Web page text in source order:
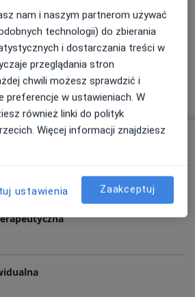
oraz tymi, którzy znaleźli
Prowadzę psychoterapię
młodzieży oraz terapię
Problemy wychowawcze
Nerwica natręctw +19
Pokaż więcejo doświadczeniu
nam i naszym partnerom używać
technologii) do zbierania
i dostarczania treści w
przeglądania stron
chwili możesz sprawdzić i
preferencje w ustawieniach. W
również linki do polityk
Więcej informacji znajdziesz
ustawienia Zaakceptuj